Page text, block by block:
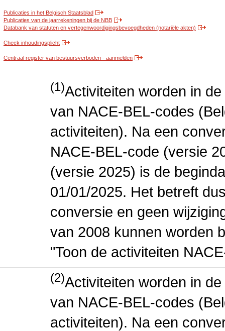
Publicaties in het Belgisch Staatsblad
Publicaties van de jaarrekeningen bij de NBB
Databank van statuten en vertegenwoordigingsbevoegdheden (notariële akten)
Check inhoudingsplicht
Centraal register van bestuursverboden - aanmelden
(1)Activiteiten worden in
van NACE-BEL-codes
activiteiten). Na een
NACE-BEL-code (versie
(versie 2025) is de
01/01/2025. Het betreft
conversie en geen
van 2008 kunnen worden
"Toon de activiteiten
(2)Activiteiten worden in
van NACE-BEL-codes
activiteiten). Na een